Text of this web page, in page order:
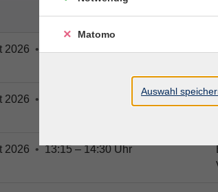
2026 •
2026 •
2026 • 13:15 – 14:30 Uhr
Matomo
Auswahl